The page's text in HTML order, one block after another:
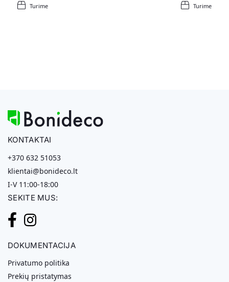
Turime Turime
KONTAKTAI
+370 632 51053
klientai@bonideco.lt
I-V 11:00-18:00
SEKITE MUS:
DOKUMENTACIJA
Privatumo politika
Prekių pristatymas